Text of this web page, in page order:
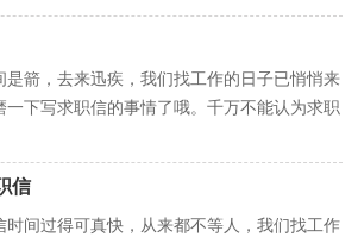
是箭，去来迅疾，我们找工作的日子已悄悄来
一下写求职信的事情了哦。千万不能认为求职
下是小编整理的会计专业的求...
信
时间过得可真快，从来都不等人，我们找工作